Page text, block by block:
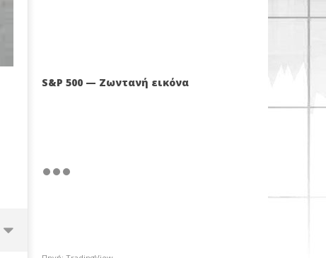
S&P 500 — Ζωντανή εικόνα